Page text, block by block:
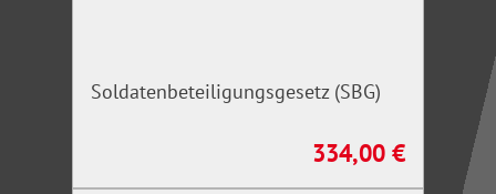
Soldatenbeteiligungsgesetz (SBG)
Regulärer Preis:
334,00 €